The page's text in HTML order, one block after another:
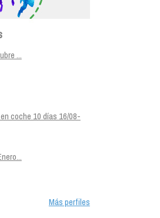
...
coche 10 días 16/08-
Más perfiles